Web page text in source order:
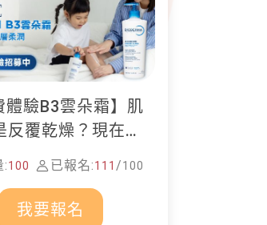
體驗B3雲朵霜】肌
反覆乾燥？現在就
膚黛瑪修護體驗計
畫！
:100 已報名:111 /100
我要報名